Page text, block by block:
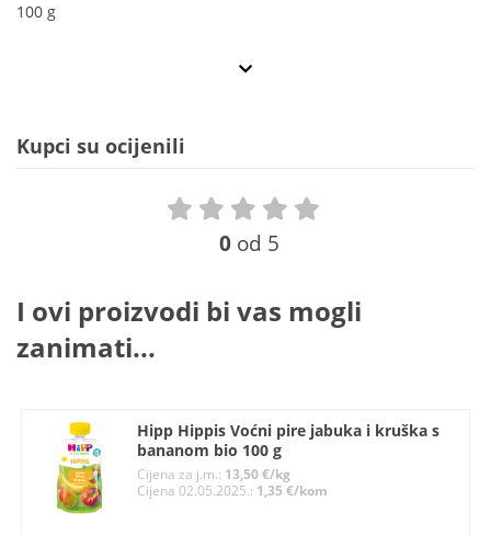
100 g
Kupci su ocijenili
0 od 5
I ovi proizvodi bi vas mogli
zanimati...
Hipp Hippis Voćni pire jabuka i kruška s
bananom bio 100 g
Cijena za j.m.: 13,50 €/kg
Cijena 02.05.2025.: 1,35 €/kom